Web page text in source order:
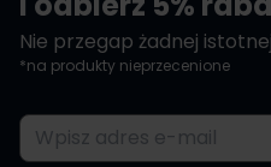
Nie przegap żadnej
*na produkty nieprzecenione
Adres e-mail